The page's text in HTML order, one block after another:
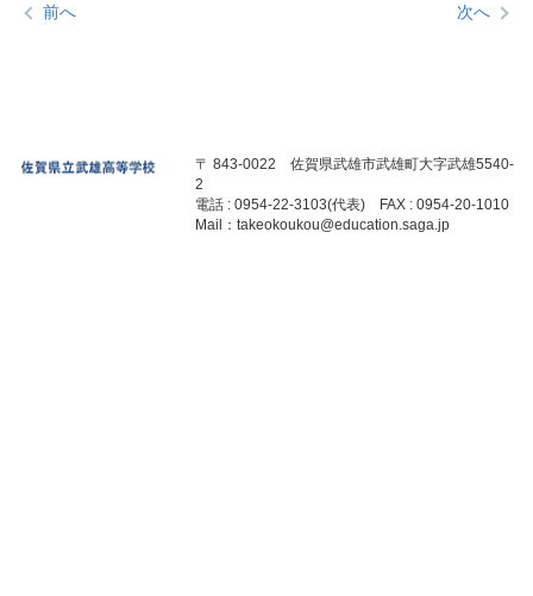
前へ 次へ
〒 843-0022 佐賀県武雄市武雄町大字武雄5540-
2
電話 : 0954-22-3103(代表) FAX : 0954-20-1010
Mail：takeokoukou@education.saga.jp